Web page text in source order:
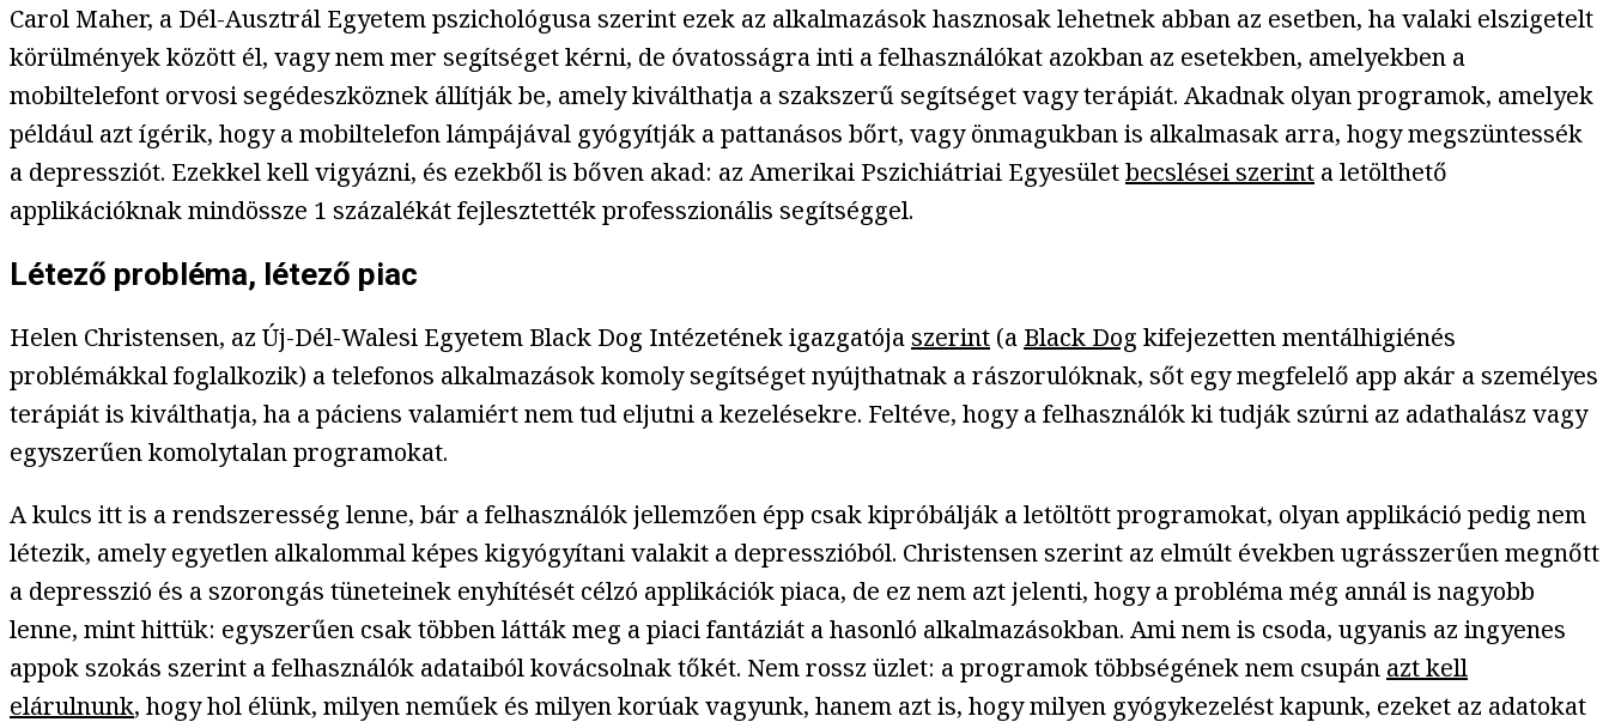
Carol Maher, a Dél-Ausztrál Egyetem pszichológusa szerint ezek az alkalmazások hasznosak lehetnek abban az esetben, ha valaki elszigetelt
körülmények között él, vagy nem mer segítséget kérni, de óvatosságra inti a felhasználókat azokban az esetekben, amelyekben a
mobiltelefont orvosi segédeszköznek állítják be, amely kiválthatja a szakszerű segítséget vagy terápiát. Akadnak olyan programok, amelyek
például azt ígérik, hogy a mobiltelefon lámpájával gyógyítják a pattanásos bőrt, vagy önmagukban is alkalmasak arra, hogy megszüntessék
a depressziót. Ezekkel kell vigyázni, és ezekből is bőven akad: az Amerikai Pszichiátriai Egyesületbecslései szerint a letölthető
applikációknak mindössze 1 százalékát fejlesztették professzionális segítséggel.
Létező probléma, létező piac
Helen Christensen, az Új-Dél-Walesi Egyetem Black Dog Intézetének igazgatójaszerint (a Black Dog kifejezetten mentálhigiénés
problémákkal foglalkozik) a telefonos alkalmazások komoly segítséget nyújthatnak a rászorulóknak, sőt egy megfelelő app akár a személyes
terápiát is kiválthatja, ha a páciens valamiért nem tud eljutni a kezelésekre. Feltéve, hogy a felhasználók ki tudják szúrni az adathalász vagy
egyszerűen komolytalan programokat.
A kulcs itt is a rendszeresség lenne, bár a felhasználók jellemzően épp csak kipróbálják a letöltött programokat, olyan applikáció pedig nem
létezik, amely egyetlen alkalommal képes kigyógyítani valakit a depresszióból. Christensen szerint az elmúlt években ugrásszerűen megnőtt
a depresszió és a szorongás tüneteinek enyhítését célzó applikációk piaca, de ez nem azt jelenti, hogy a probléma még annál is nagyobb
lenne, mint hittük: egyszerűen csak többen látták meg a piaci fantáziát a hasonló alkalmazásokban. Ami nem is csoda, ugyanis az ingyenes
appok szokás szerint a felhasználók adataiból kovácsolnak tőkét. Nem rossz üzlet: a programok többségének nem csupán azt kell
elárulnunk, hogy hol élünk, milyen neműek és milyen korúak vagyunk, hanem azt is, hogy milyen gyógykezelést kapunk, ezeket az adatokat